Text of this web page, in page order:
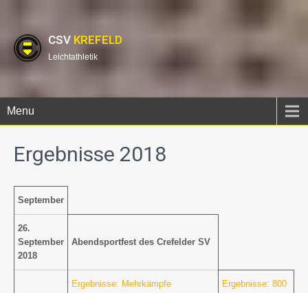
CSV KREFELD
Leichtathletik
Menu
Ergebnisse 2018
September
26.
September
2018
Abendsportfest des Crefelder SV
Ergebnisse: Mehrkämpfe Ergebnisse: 800